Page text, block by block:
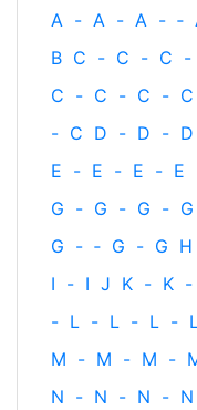
A - A - A - ‐
B C - C - C -
C - C - C - C
- C D - D - D
E - E - E - E
G - G - G - G
G - ‐ G - G H
I - I J K - K -
- L - L - L -
M - M - M -
N - N - N - N